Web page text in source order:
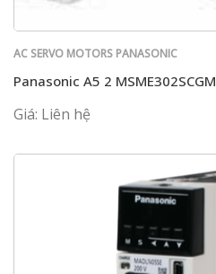
AC SERVO MOTORS PANASONIC
Panasonic A5 2 MSME302SCGM
Giá: Liên hệ